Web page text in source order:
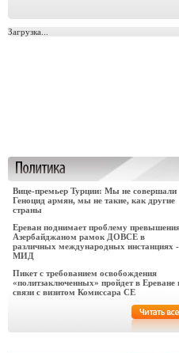
Загрузка...
Вице-премьер Турции: Мы не совершали
Геноцид армян, мы не такие, как другие
страны
Ереван поднимает проблему
Азербайджаном рамок ДОВСЕ в
различных международных инстанциях -
МИД
Пикет с требованием освобождения
«политзаключенных» пройдет в Ереване
связи с визитом Комиссара СЕ